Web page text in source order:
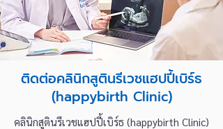
ติดต่อคลินิกสูตินรีเวชแฮปปี้เบิร์ธ
(happybirth Clinic)
คลินิกสูตินรีเวชแฮปปี้เบิร์ธ (happybirth Clinic)